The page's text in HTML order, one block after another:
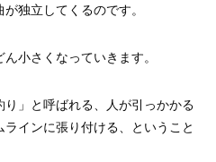
独立してくるのです。
小さくなっていきます。
」と呼ばれる、人が引っかかる
インに張り付ける、ということ